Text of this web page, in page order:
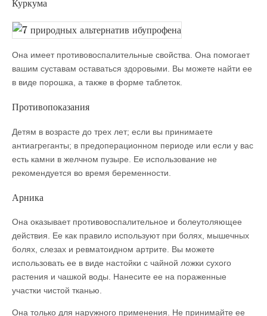
Куркума
Она имеет противовоспалительные свойства. Она помогает
вашим суставам оставаться здоровыми. Вы можете найти ее
в виде порошка, а также в форме таблеток.
Противопоказания
Детям в возрасте до трех лет; если вы принимаете
антиагреганты; в предоперационном периоде или если у вас
есть камни в желчном пузыре. Ее использование не
рекомендуется во время беременности.
Арника
Она оказывает противовоспалительное и болеутоляющее
действия. Ее как правило используют при болях, мышечных
болях, слезах и ревматоидном артрите. Вы можете
использовать ее в виде настойки с чайной ложки сухого
растения и чашкой воды. Нанесите ее на пораженные
участки чистой тканью.
Она только для наружного применения. Не принимайте ее